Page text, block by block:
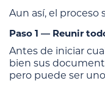
Aun así, el proceso
Paso 1 — Reunir
Antes de iniciar
bien sus
pero puede ser